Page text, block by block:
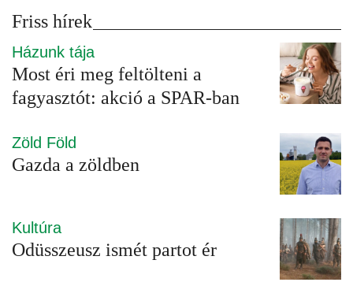
Friss hírek
Házunk tája
Most éri meg feltölteni a
fagyasztót: akció a SPAR-ban
Zöld Föld
Gazda a zöldben
Kultúra
Odüsszeusz ismét partot ér